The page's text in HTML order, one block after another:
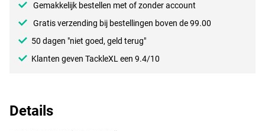
Gemakkelijk bestellen met of zonder account
Gratis verzending bij bestellingen boven de 99.00
50 dagen "niet goed, geld terug"
Klanten geven TackleXL een 9.4/10
Details